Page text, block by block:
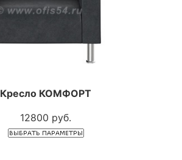
Кресло КОМФОРТ
12800 руб.